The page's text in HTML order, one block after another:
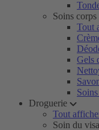
Soins corps
Tout
Gels
Droguerie
Tout
Soin du